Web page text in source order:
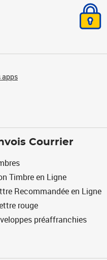
apps
Courrier
Timbre en Ligne
Recommandée en Ligne
rouge
préaffranchies